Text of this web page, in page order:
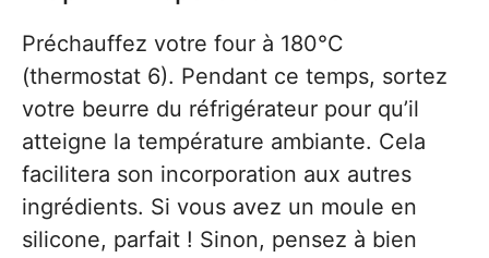
Préchauffez votre four à 180°C
(thermostat 6). Pendant ce temps, sortez
votre beurre du réfrigérateur pour qu’il
atteigne la température ambiante. Cela
facilitera son incorporation aux autres
ingrédients. Si vous avez un moule en
silicone, parfait ! Sinon, pensez à bien